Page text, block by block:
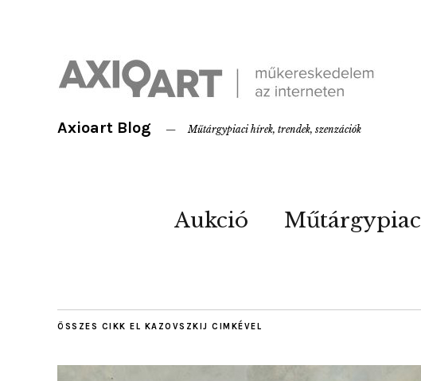
Axioart Blog Műtárgypiaci hírek, trendek, szenzációk
Aukció Műtárgypiac
ÖSSZES CIKK EL KAZOVSZKIJ CIMKÉVEL